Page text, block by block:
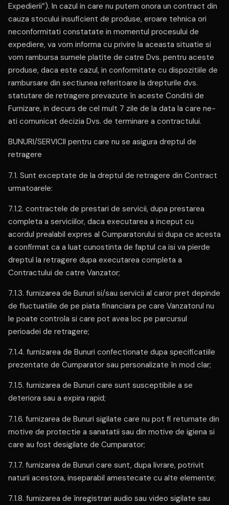
Expedierii”). In cazul in care nu putem onora un contract din
cauza stocului insuficient de produse, eroare tehnica ori
neconformitati constatate in momentul procesului de
expediere, va vom informa cu privire la aceasta situatie si
vom rambursa sumele platite de catre Dvs. pentru aceste
produse, daca este cazul, in conformitate cu dispozitiile de
rambursare din sectiunea referitoare la drepturile dvs.
statutare de retragere prevazute în aceste Conditii de
Furnizare, in decurs de cel mult 7 zile de la data la care ne-
ati comunicat decizia Dvs. de terminare a contractului.
BUNURI/SERVICII pentru care nu se asigura dreptul de
retragere
7.1. Sunt exceptate de la dreptul de retragere din Contract
urmatoarele:
7.1.2. contractele de prestari de servicii, dupa prestarea
completa a serviciilor, daca executarea a inceput cu
acordul prealabil expres al Cumparatorului si dupa ce acesta
a confirmat ca a luat cunostinta de faptul ca isi va pierde
dreptul la retragere dupa executarea completa a
Contractului de catre Vanzator;
7.1.3. furnizarea de Bunuri si/sau servicii al caror pret depinde
de fluctuatiile de pe piata financiara pe care Vanzatorul nu
le poate controla si care pot avea loc pe parcursul
perioadei de retragere;
7.1.4. furnizarea de Bunuri confectionate dupa specificatiile
prezentate de Cumparator sau personalizate în mod clar;
7.1.5. furnizarea de Bunuri care sunt susceptibile a se
deteriora sau a expira rapid;
7.1.6. furnizarea de Bunuri sigilate care nu pot fi returnate din
motive de protectie a sanatatii sau din motive de igiena si
care au fost desigilate de Cumparator;
7.1.7. furnizarea de Bunuri care sunt, dupa livrare, potrivit
naturii acestora, inseparabil amestecate cu alte elemente;
7.1.8. furnizarea de înregistrari audio sau video sigilate sau